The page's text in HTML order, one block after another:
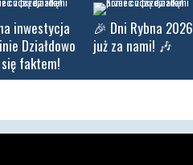
inwestycja
Działdowo
faktem!
🎉 Dni Rybna 2026
już za nami! 🎶